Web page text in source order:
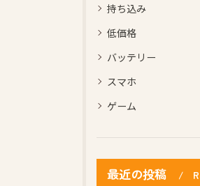
持ち込み
低価格
バッテリー
スマホ
ゲーム
最近の投稿